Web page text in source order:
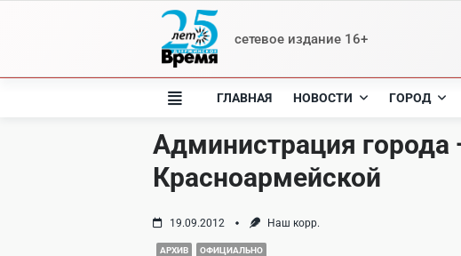
сетевое издание 16+
ГЛАВНАЯ НОВОСТИ ГОРОД
Администрация
Красноармейской
19.09.2012 Наш корр.
АРХИВ ОФИЦИАЛЬНО